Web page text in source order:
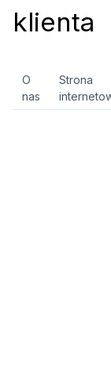
klienta
O
nas
Strona